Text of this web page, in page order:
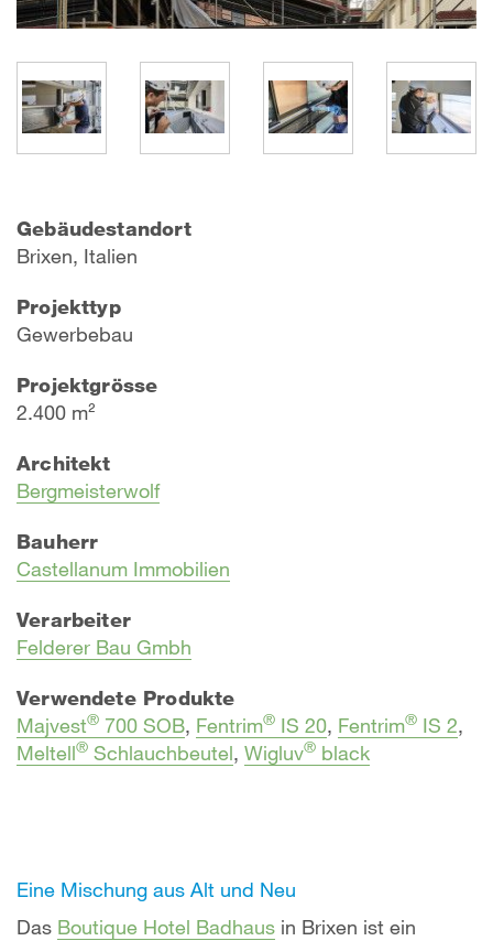
Gebäudestandort
Brixen, Italien
Projekttyp
Gewerbebau
Projektgrösse
2.400 m²
Architekt
Bergmeisterwolf
Bauherr
Castellanum Immobilien
Verarbeiter
Felderer Bau Gmbh
Verwendete Produkte
Majvest® 700 SOB, Fentrim® IS 20, Fentrim® IS 2,
Meltell® Schlauchbeutel, Wigluv® black
Eine Mischung aus Alt und Neu
Das Boutique Hotel Badhaus in Brixen ist ein